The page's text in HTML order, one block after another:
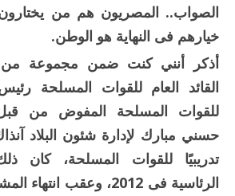
الصواب.. المصريون هم من يختارون،
خيارهم فى النهاية هو الوطن.
أذكر أنني كنت ضمن مجموعة من
القائد العام للقوات المسلحة
للقوات المسلحة المفوض من قبل
حسني مبارك لإدارة شئون البلاد
تدريبيًا للقوات المسلحة، كان ذلك
الرئاسية فى 2012، وعقب